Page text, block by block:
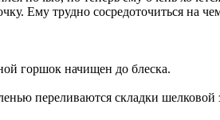
Ему трудно сосредоточиться на
горшок начищен до блеска.
переливаются складки шелковой